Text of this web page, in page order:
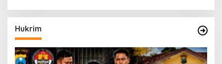
Hukrim